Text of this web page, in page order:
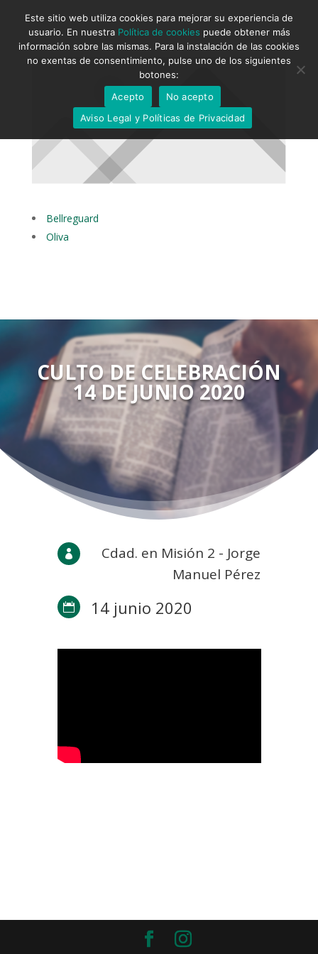
Bellreguard
Oliva
CULTO DE CELEBRACIÓN
14 DE JUNIO 2020

Cdad. en Misión 2 - Jorge
Manuel Pérez
 14 junio 2020
Este sitio web utiliza cookies para mejorar su experiencia de
usuario. En nuestra Política de cookies puede obtener más
información sobre las mismas. Para la instalación de las cookies
no exentas de consentimiento, pulse uno de los siguientes
botones:
Acepto
No acepto
Aviso Legal y Políticas de Privacidad